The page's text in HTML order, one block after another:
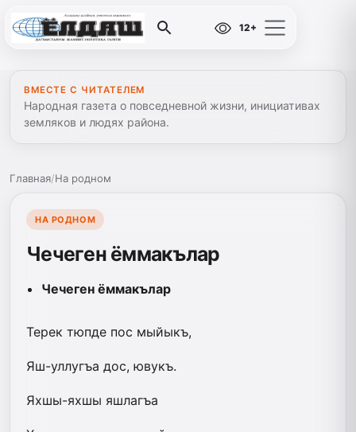
12+
ВМЕСТЕ С ЧИТАТЕЛЕМ
Народная газета о повседневной жизни, инициативах
земляков и людях района.
Главная/На родном
НА РОДНОМ
Чечеген ёммакълар
Чечеген ёммакълар
Терек тюпде пос мыйыкъ,
Яш-уллугъа дос, ювукъ.
Яхшы-яхшы яшлагъа